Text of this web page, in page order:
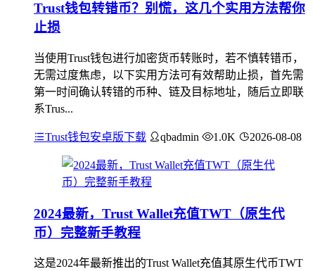
Trust钱包转错币？别慌，这几个实用方法帮你
止损
当使用Trust钱包进行加密货币转账时，若不慎转错币，
无需过度焦虑，以下实用方法可有效帮助止损，首先需
第一时间确认转错的币种、链及目标地址，随后立即联
系Trus...
Trust钱包安卓版下载 qbadmin 1.0K 2026-08-08
2024最新，Trust Wallet充值TWT（原生代
币）完整新手教程
这是2024年最新推出的Trust Wallet充值其原生代币TWT